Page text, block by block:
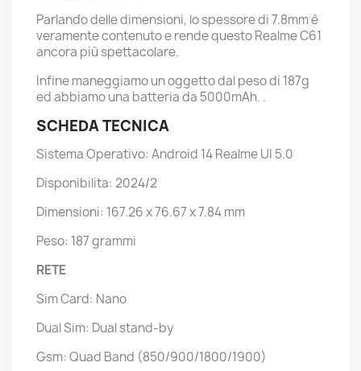
Parlando delle dimensioni, lo spessore di 7.8mm è
veramente contenuto e rende questo Realme C61
ancora più spettacolare.
Infine maneggiamo un oggetto dal peso di 187g
ed abbiamo una batteria da 5000mAh. .
SCHEDA TECNICA
Sistema Operativo: Android 14 Realme UI 5.0
Disponibilita: 2024/2
Dimensioni: 167.26 x 76.67 x 7.84 mm
Peso: 187 grammi
RETE
Sim Card: Nano
Dual Sim: Dual stand-by
Gsm: Quad Band (850/900/1800/1900)